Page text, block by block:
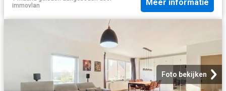
immovlan
Meer informatie
Foto bekijken